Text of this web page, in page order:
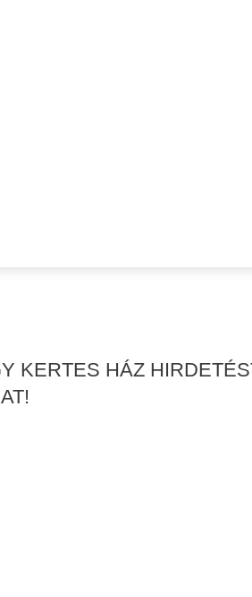
KERTES HÁZ